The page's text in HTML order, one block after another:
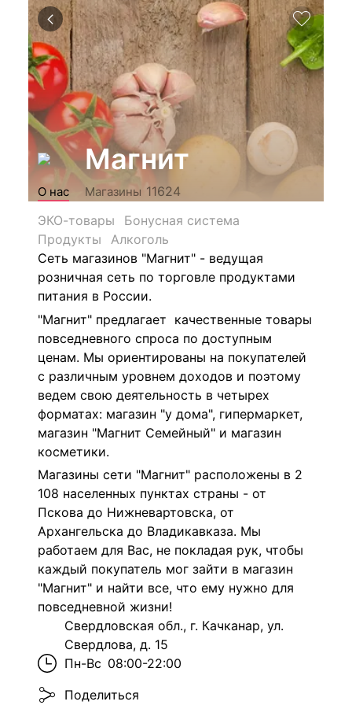
Магнит
О нас Магазины 11624
ЭКО-товары
Бонусная система
Продукты
Алкоголь
Сеть магазинов "Магнит" - ведущая
розничная сеть по торговле продуктами
питания в России.
"Магнит" предлагает качественные товары
повседневного спроса по доступным
ценам. Мы ориентированы на покупателей
с различным уровнем доходов и поэтому
ведем свою деятельность в четырех
форматах: магазин "у дома", гипермаркет,
магазин "Магнит Семейный" и магазин
косметики.
Магазины сети "Магнит" расположены в 2
108 населенных пунктах страны - от
Пскова до Нижневартовска, от
Архангельска до Владикавказа. Мы
работаем для Вас, не покладая рук, чтобы
каждый покупатель мог зайти в магазин
"Магнит" и найти все, что ему нужно для
повседневной жизни!
Свердловская обл., г. Качканар, ул.
Свердлова, д. 15
Пн-Вс 08:00-22:00
Поделиться